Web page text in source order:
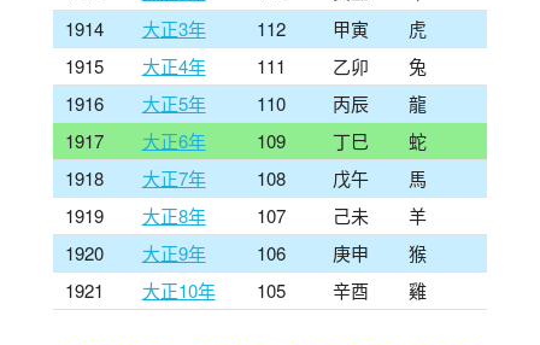
1914
大正3年 112 甲寅
虎
1915
大正4年 111 乙卯
兔
1916
大正5年 110 丙辰
龍
1917
大正6年 109 丁巳
蛇
1918
大正7年 108 戊午
馬
1919
大正8年 107 己未
羊
1920
大正9年 106 庚申
猴
1921
大正10年 105 辛酉 雞